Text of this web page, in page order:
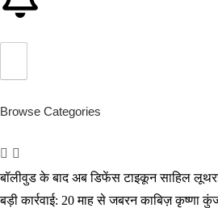
Browse Categories
बॉलीवुड के बाद अब डिफेंस टाइकून साहिल
बड़ी कार्रवाई: 20 माह से जबरन काबिज़ कृष्णा